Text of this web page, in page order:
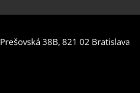
Prešovská 38B, 821 02 Bratislava